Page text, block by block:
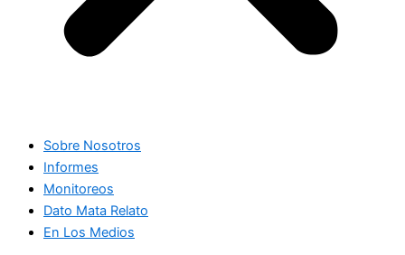
Sobre Nosotros
Informes
Monitoreos
Dato Mata Relato
En Los Medios